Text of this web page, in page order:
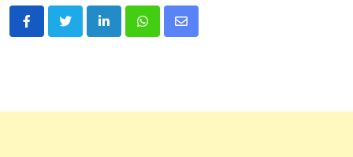
LinkedInWhatsappShare